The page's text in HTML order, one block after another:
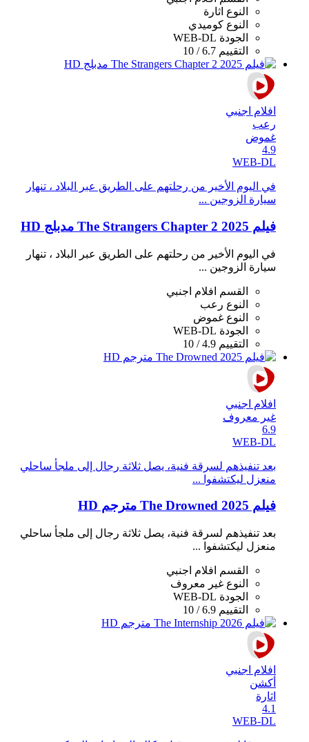
النوع اثارة
النوع كوميدي
الجودة WEB-DL
التقييم 6.7 / 10
افلام اجنبي
رعب
غموض
4.9
WEB-DL
في اليوم الأخير من رحلتهم على الطريق عبر البلاد ، تنهار
سيارة الزوجين ...
فيلم The Strangers Chapter 2 2025 مدبلج HD
في اليوم الأخير من رحلتهم على الطريق عبر البلاد ، تنهار
سيارة الزوجين ...
القسم
افلام اجنبي
النوع رعب
النوع غموض
الجودة WEB-DL
التقييم 4.9 / 10
افلام اجنبي
غير معروف
6.9
WEB-DL
بعد تنفيذهم لسرقة فنية، يصل ثلاثة رجال إلى ملجأ ساحلي
منعزل ليكتشفوا ...
فيلم The Drowned 2025 مترجم HD
بعد تنفيذهم لسرقة فنية، يصل ثلاثة رجال إلى ملجأ ساحلي
منعزل ليكتشفوا ...
القسم
افلام اجنبي
النوع غير معروف
الجودة WEB-DL
التقييم 6.9 / 10
افلام اجنبي
أكشن
اثارة
4.1
WEB-DL